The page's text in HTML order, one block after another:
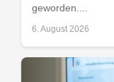
geworden....
6. August 2026